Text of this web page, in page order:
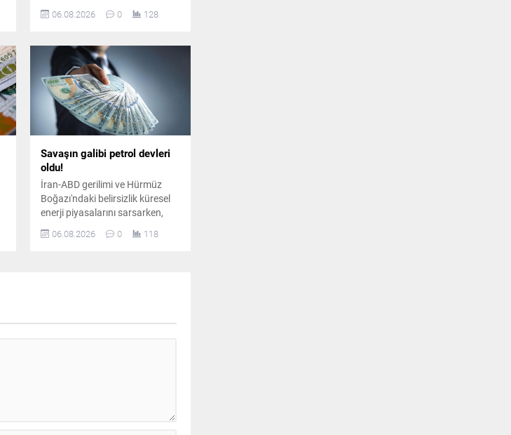
levant kalite fındık ise kilogram
06.08.2026 0 128
Savaşın galibi petrol devleri
oldu!
İran-ABD gerilimi ve Hürmüz
Boğazı'ndaki belirsizlik küresel
enerji piyasalarını sarsarken,
dünyanın en büyük sekiz petrol
şirketi yılın ikinci çeyreğinde
06.08.2026 0 118